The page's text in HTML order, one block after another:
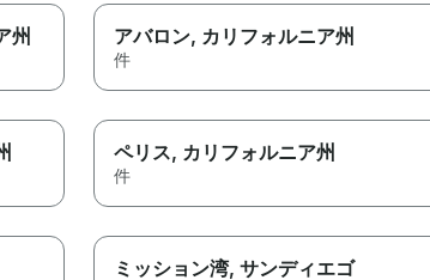
州 アバロン, カリフォルニア州
件
ペリス, カリフォルニア州
件
ミッション湾, サンディエゴ